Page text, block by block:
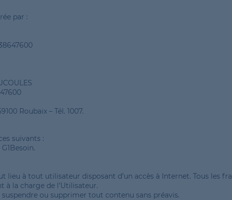
par :
Roubaix – Tél. 1007.
suivants :
lieu à tout utilisateur disposant d’un accès à Internet. Tous les
à la charge de l’Utilisateur.
ou supprimer tout contenu sans préavis.